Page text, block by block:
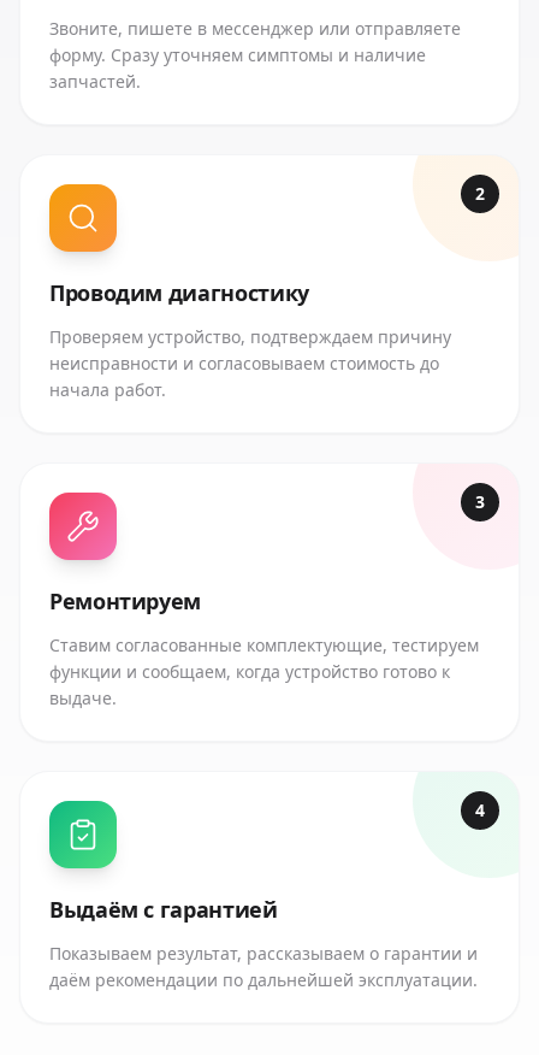
Звоните, пишете в мессенджер или отправляете
форму. Сразу уточняем симптомы и наличие
запчастей.
2
Проводим диагностику
Проверяем устройство, подтверждаем причину
неисправности и согласовываем стоимость до
начала работ.
3
Ремонтируем
Ставим согласованные комплектующие, тестируем
функции и сообщаем, когда устройство готово к
выдаче.
4
Выдаём с гарантией
Показываем результат, рассказываем о гарантии и
даём рекомендации по дальнейшей эксплуатации.